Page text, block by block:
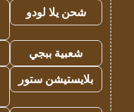
شحن يلا لودو
شعبية ببجي
بلايستيشن ستور